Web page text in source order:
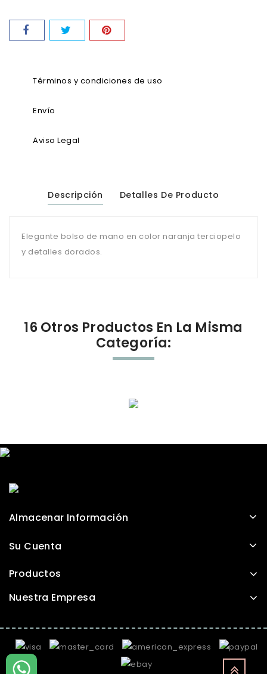
Términos y condiciones de uso
Envío
Aviso Legal
Descripción Detalles De Producto
Elegante bolso de mano en color naranja terciopelo
y detalles dorados.
16 Otros Productos En La Misma
Categoría:
Almacenar Información
Su Cuenta
Productos
Nuestra Empresa